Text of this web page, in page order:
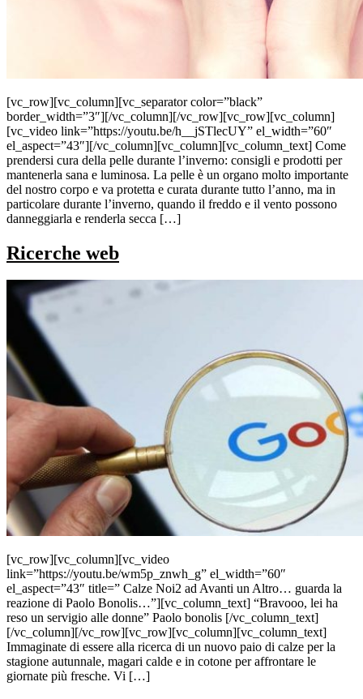
[vc_row][vc_column][vc_separator color=”black”
border_width=”3″][/vc_column][/vc_row][vc_row][vc_column]
[vc_video link=”https://youtu.be/h__jSTlecUY” el_width=”60″
el_aspect=”43″][/vc_column][vc_column][vc_column_text] Come
prendersi cura della pelle durante l’inverno: consigli e prodotti per
mantenerla sana e luminosa. La pelle è un organo molto importante
del nostro corpo e va protetta e curata durante tutto l’anno, ma in
particolare durante l’inverno, quando il freddo e il vento possono
danneggiarla e renderla secca […]
Ricerche web
[vc_row][vc_column][vc_video
link=”https://youtu.be/wm5p_znwh_g” el_width=”60″
el_aspect=”43″ title=” Calze Noi2 ad Avanti un Altro… guarda la
reazione di Paolo Bonolis…”][vc_column_text] “Bravooo, lei ha
reso un servigio alle donne” Paolo bonolis [/vc_column_text]
[/vc_column][/vc_row][vc_row][vc_column][vc_column_text]
Immaginate di essere alla ricerca di un nuovo paio di calze per la
stagione autunnale, magari calde e in cotone per affrontare le
giornate più fresche. Vi […]